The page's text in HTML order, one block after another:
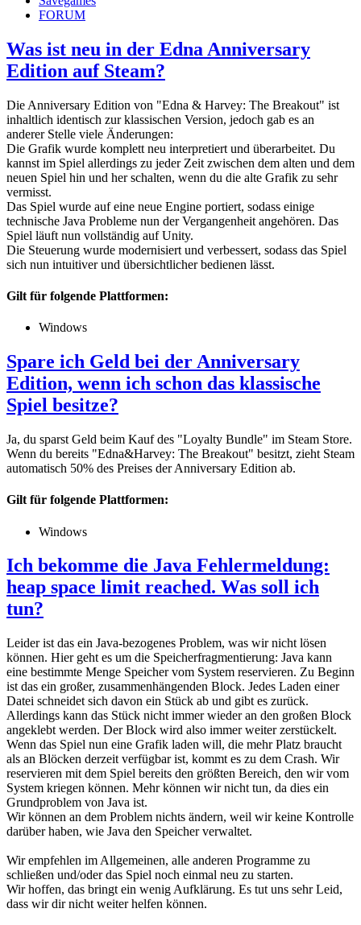
FORUM
Was ist neu in der Edna Anniversary
Edition auf Steam?
Die Anniversary Edition von "Edna & Harvey: The Breakout" ist
inhaltlich identisch zur klassischen Version, jedoch gab es an
anderer Stelle viele Änderungen:
Die Grafik wurde komplett neu interpretiert und überarbeitet. Du
kannst im Spiel allerdings zu jeder Zeit zwischen dem alten und dem
neuen Spiel hin und her schalten, wenn du die alte Grafik zu sehr
vermisst.
Das Spiel wurde auf eine neue Engine portiert, sodass einige
technische Java Probleme nun der Vergangenheit angehören. Das
Spiel läuft nun vollständig auf Unity.
Die Steuerung wurde modernisiert und verbessert, sodass das Spiel
sich nun intuitiver und übersichtlicher bedienen lässt.
Gilt für folgende Plattformen:
Windows
Spare ich Geld bei der Anniversary
Edition, wenn ich schon das klassische
Spiel besitze?
Ja, du sparst Geld beim Kauf des "Loyalty Bundle" im Steam Store.
Wenn du bereits "Edna&Harvey: The Breakout" besitzt, zieht Steam
automatisch 50% des Preises der Anniversary Edition ab.
Gilt für folgende Plattformen:
Windows
Ich bekomme die Java Fehlermeldung:
heap space limit reached. Was soll ich
tun?
Leider ist das ein Java-bezogenes Problem, was wir nicht lösen
können. Hier geht es um die Speicherfragmentierung: Java kann
eine bestimmte Menge Speicher vom System reservieren. Zu Beginn
ist das ein großer, zusammenhängenden Block. Jedes Laden einer
Datei schneidet sich davon ein Stück ab und gibt es zurück.
Allerdings kann das Stück nicht immer wieder an den großen Block
angeklebt werden. Der Block wird also immer weiter zerstückelt.
Wenn das Spiel nun eine Grafik laden will, die mehr Platz braucht
als an Blöcken derzeit verfügbar ist, kommt es zu dem Crash. Wir
reservieren mit dem Spiel bereits den größten Bereich, den wir vom
System kriegen können. Mehr können wir nicht tun, da dies ein
Grundproblem von Java ist.
Wir können an dem Problem nichts ändern, weil wir keine Kontrolle
darüber haben, wie Java den Speicher verwaltet.
Wir empfehlen im Allgemeinen, alle anderen Programme zu
schließen und/oder das Spiel noch einmal neu zu starten.
Wir hoffen, das bringt ein wenig Aufklärung. Es tut uns sehr Leid,
dass wir dir nicht weiter helfen können.